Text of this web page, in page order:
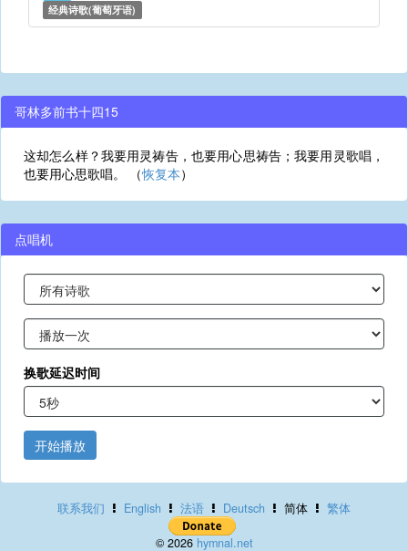
经典诗歌(葡萄牙语)
哥林多前书十四15
这却怎么样？我要用灵祷告，也要用心思祷告；我要用灵歌唱，
也要用心思歌唱。 （恢复本）
点唱机
换歌延迟时间
开始播放
联系我们 English 法语 Deutsch 简体 繁体
© 2026 hymnal.net